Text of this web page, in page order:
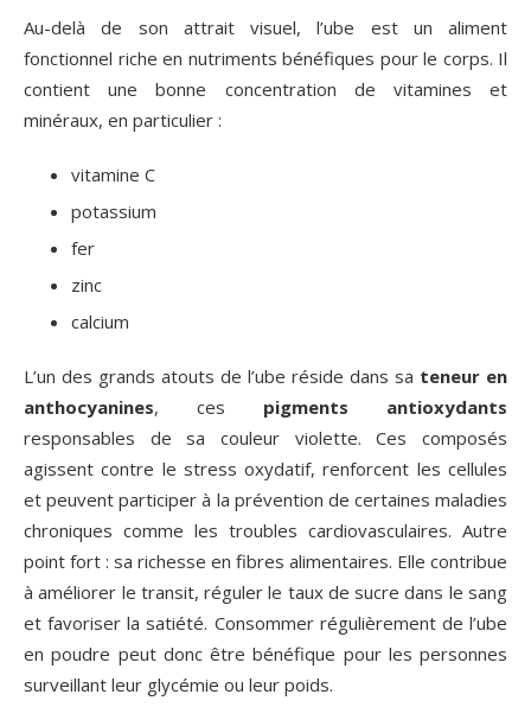
Au-delà de son attrait visuel, l’ube est un aliment
fonctionnel riche en nutriments bénéfiques pour le corps. Il
contient une bonne concentration de vitamines et
minéraux, en particulier :
vitamine C
potassium
fer
zinc
calcium
L’un des grands atouts de l’ube réside dans sa teneur en
anthocyanines, ces pigments antioxydants
responsables de sa couleur violette. Ces composés
agissent contre le stress oxydatif, renforcent les cellules
et peuvent participer à la prévention de certaines maladies
chroniques comme les troubles cardiovasculaires. Autre
point fort : sa richesse en fibres alimentaires. Elle contribue
à améliorer le transit, réguler le taux de sucre dans le sang
et favoriser la satiété. Consommer régulièrement de l’ube
en poudre peut donc être bénéfique pour les personnes
surveillant leur glycémie ou leur poids.